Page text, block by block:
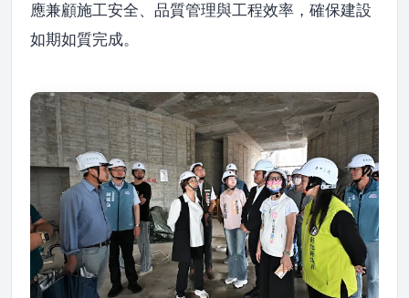
應兼顧施工安全、品質管理與工程效率，確保建設
如期如質完成。